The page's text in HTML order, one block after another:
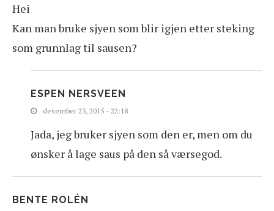
Hei
Kan man bruke sjyen som blir igjen etter steking
som grunnlag til sausen?
ESPEN NERSVEEN
desember 23, 2015 - 22:18
Jada, jeg bruker sjyen som den er, men om du
ønsker å lage saus på den så værsegod.
BENTE ROLÉN